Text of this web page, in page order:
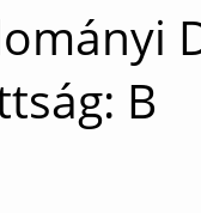
B